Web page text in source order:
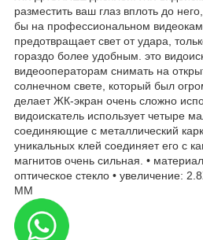
разместить ваш глаз вплоть до
бы на профессиональном
предотвращает свет от удара,
гораздо более удобным. это
видеооператорам снимать на
солнечном свете, который был
делает ЖК-экран очень сложно
видоискатель использует четыре
соединяющие с металлический
уникальных клей соединяет его с
магнитов очень сильная. •
оптическое стекло • увеличение:
ММ